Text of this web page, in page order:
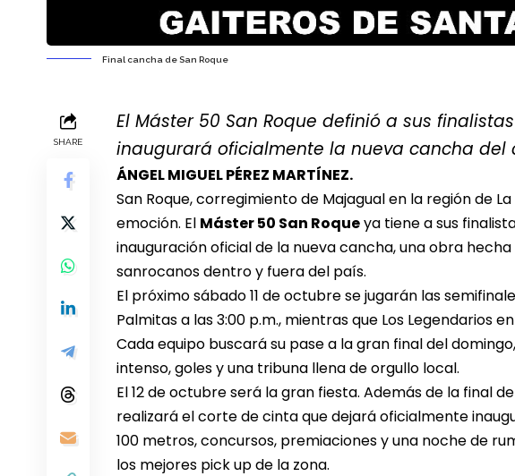
Final cancha de San Roque
SHARE
El Máster 50 San Roque definió a sus
inaugurará oficialmente la nueva cancha del
ÁNGEL MIGUEL PÉREZ MARTÍNEZ.
San Roque, corregimiento de Majagual en la región de
emoción. El Máster 50 San Roqueya tiene a sus
inauguración oficial de la nueva cancha, una obra
sanrocanos dentro y fuera del país.
El próximo sábado 11 de octubre se jugarán las
Palmitas a las 3:00 p.m., mientras que Los Legendarios
Cada equipo buscará su pase a la gran final del
intenso, goles y una tribuna llena de orgullo local.
El 12 de octubre será la gran fiesta. Además de la final
realizará el corte de cinta que dejará oficialmente
100 metros, concursos, premiaciones y una noche de
los mejores pick up de la zona.